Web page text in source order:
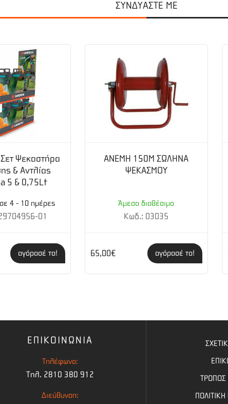
εφαρμογές ψεκασμού σε αγρούς, ελαιόδεντρα, οπωροφόρα δέντρα,
ΣΥΝΔΥΑΣΤΕ ΜΕ
Ψεκαστήρα
& Αντλίας
5 & 0,75Lt
4 - 10 ημέρες
01
αγόρασέ το!
ΑΝΕΜΗ 150Μ ΣΩΛΗΝΑ
ΨΕΚΑΣΜΟΥ
Άμεσα διαθέσιμο
Κωδ.: 03035
65,00€ αγόρασέ το!
ΕΠΙΚΟΙΝΩΝΙΑ
Τηλέφωνο:
Τηλ. 2810 380 912
Διεύθυνση: